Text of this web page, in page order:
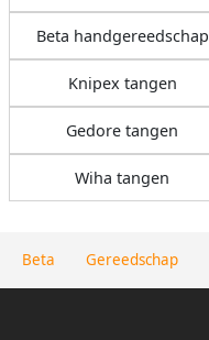
Beta Gereedschap
Beta handgereedschap
Knipex tangen
Gedore tangen
Wiha tangen